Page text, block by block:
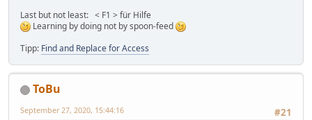
Last but not least: < F1 > für Hilfe
Learning by doing not by spoon-feed
Tipp: Find and Replace for Access
ToBu
#21
September 27, 2020, 15:44:16